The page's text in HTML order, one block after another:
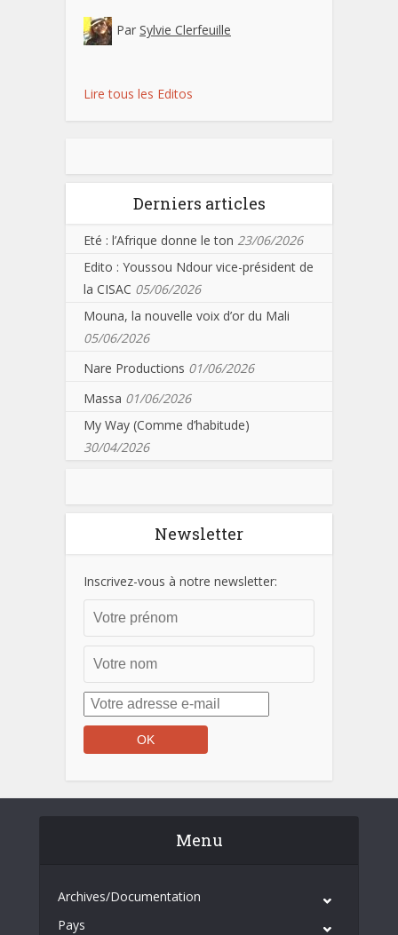
Par Sylvie Clerfeuille
Lire tous les Editos
Derniers articles
Eté : l’Afrique donne le ton 23/06/2026
Edito : Youssou Ndour vice-président de
la CISAC 05/06/2026
Mouna, la nouvelle voix d’or du Mali
05/06/2026
Nare Productions 01/06/2026
Massa 01/06/2026
My Way (Comme d’habitude)
30/04/2026
Newsletter
Inscrivez-vous à notre newsletter:
Menu
Archives/Documentation
Pays